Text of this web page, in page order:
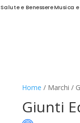
Salute e BenessereMusica
Home / Marchi /
Giunti